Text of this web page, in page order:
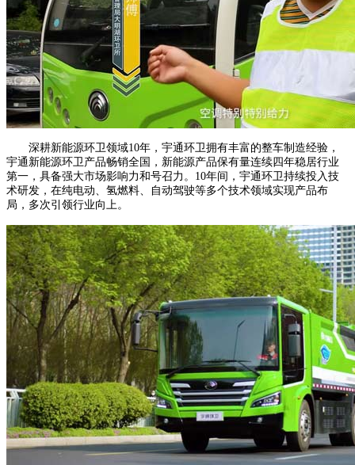
深耕新能源环卫领域10年，宇通环卫拥有丰富的整车制造经验，
宇通新能源环卫产品畅销全国，新能源产品保有量连续四年稳居行业
第一，具备强大市场影响力和号召力。10年间，宇通环卫持续投入技
术研发，在纯电动、氢燃料、自动驾驶等多个技术领域实现产品布
局，多次引领行业向上。